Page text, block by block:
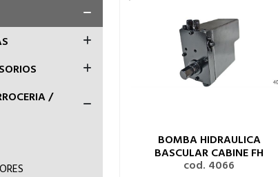
/
BOMBA HIDRAULICA
BASCULAR CABINE FH
cod. 4066